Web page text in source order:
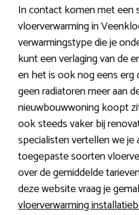
In contact komen met een
vloerverwarming in
verwarmingstype die je
kunt een verlaging van de
en het is ook nog eens erg
geen radiatoren meer aan
nieuwbouwwoning koopt
ook steeds vaker bij
specialisten vertellen we
toegepaste soorten
over de gemiddelde
deze website vraag je
vloerverwarming